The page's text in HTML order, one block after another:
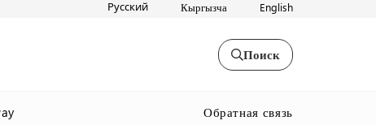
Русский Кыргызча English
Поиск
Обратная связь